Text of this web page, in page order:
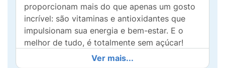
proporcionam mais do que apenas um gosto
incrível: são vitaminas e antioxidantes que
impulsionam sua energia e bem-estar. E o
melhor de tudo, é totalmente sem açúcar!
Ideal para quem busca um impulso extra
Ver mais...